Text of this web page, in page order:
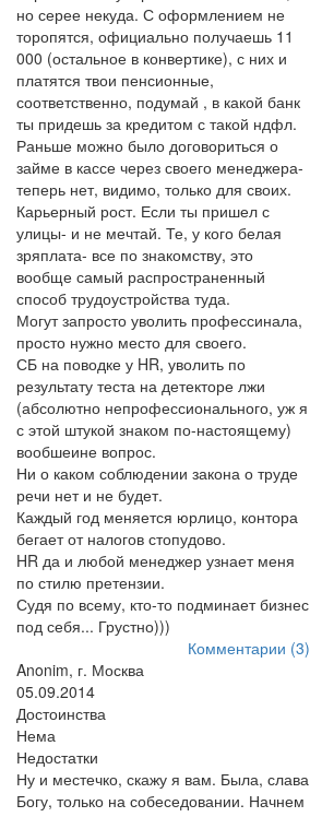
но серее некуда. С оформлением не
торопятся, официально получаешь 11
000 (остальное в конвертике), с них и
платятся твои пенсионные,
соответственно, подумай , в какой банк
ты придешь за кредитом с такой ндфл.
Раньше можно было договориться о
займе в кассе через своего менеджера-
теперь нет, видимо, только для своих.
Карьерный рост. Если ты пришел с
улицы- и не мечтай. Те, у кого белая
зряплата- все по знакомству, это
вообще самый распространенный
способ трудоустройства туда.
Могут запросто уволить профессинала,
просто нужно место для своего.
СБ на поводке у HR, уволить по
результату теста на детекторе лжи
(абсолютно непрофессионального, уж я
с этой штукой знаком по-настоящему)
вообшеине вопрос.
Ни о каком соблюдении закона о труде
речи нет и не будет.
Каждый год меняется юрлицо, контора
бегает от налогов стопудово.
HR да и любой менеджер узнает меня
по стилю претензии.
Судя по всему, кто-то подминает бизнес
под себя... Грустно)))
Комментарии (3)
Anonim, г. Москва
05.09.2014
Достоинства
Нема
Недостатки
Ну и местечко, скажу я вам. Была, слава
Богу, только на собеседовании. Начнем